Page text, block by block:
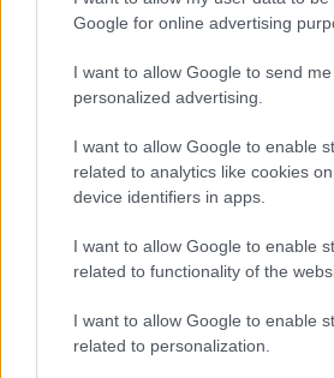
Google for online advertising
I want to allow Google to send me
personalized advertising.
I want to allow Google to enable
related to analytics like cookies
device identifiers in apps.
I want to allow Google to enable
related to functionality of the
I want to allow Google to enable
related to personalization.
πλήθος εγγράφων που
και ένα χάλκινο προσωπείο.
κατασχεθέντων εμπίπτει
προστατευτικές διατάξεις
Αρχαιοτήτων», σύμφωνα με
Εφορείας Αρχαιοτήτων
Τα κατασχεθέντα νομίσματα
περίπτωση, στην
(5ος αιώνας π.Χ.-1ος
ρωμαϊκή αυτοκρατορική